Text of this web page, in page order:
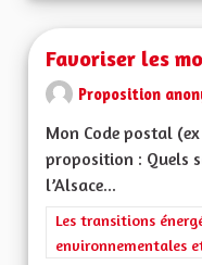
Favoriser les
Proposition
Mon Code postal
proposition : Quels
l’Alsace...
Filtrer les résultats
Les transitions
environnementales